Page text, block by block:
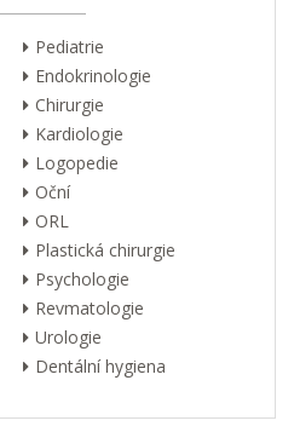
Pediatrie
Endokrinologie
Chirurgie
Kardiologie
Logopedie
Oční
ORL
Plastická chirurgie
Psychologie
Revmatologie
Urologie
Dentální hygiena